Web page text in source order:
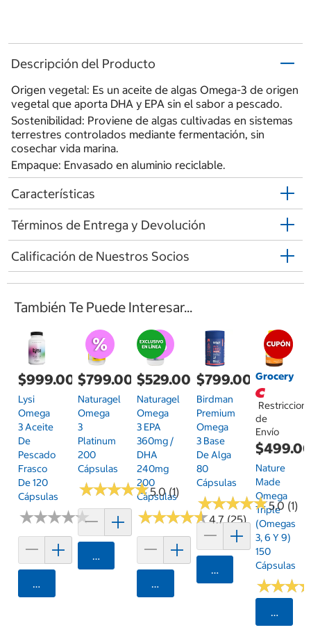
Descripción del Producto
Origen vegetal: Es un aceite de algas Omega-3 de origen
vegetal que aporta DHA y EPA sin el sabor a pescado.
Sostenibilidad: Proviene de algas cultivadas en sistemas
terrestres controlados mediante fermentación, sin
cosechar vida marina.
Empaque: Envasado en aluminio reciclable.
Características
Términos de Entrega y Devolución
Calificación de Nuestros Socios
También Te Puede Interesar...
$999.00
Lysi
Omega
3 Aceite
De
Pescado
Frasco
De 120
Cápsulas
★★★★★
★★★★★
Agregar
$799.00
Naturagel
Omega
3
Platinum
200
Cápsulas
★★★★★
★★★★★5.0 (1)
Agregar
$529.00
Naturagel
Omega
3 EPA
360mg /
DHA
240mg
200
Cápsulas
★★★★★
★★★★★4.7 (25)
Agregar
$799.00
Birdman
Premium
Omega
3 Base
De Alga
80
Cápsulas
★★★★★
★★★★★5.0 (1)
Agregar
Grocery
de
Envío
Nature
Made
Omega
Triple
(Omegas
3, 6 Y 9)
150
Cápsulas
★★★
★★★